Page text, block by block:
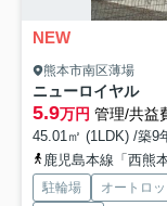
NEW
熊本市南区薄場
ニューロイヤル
5.9万円 管理/共益
45.01㎡ (1LDK) /築9
鹿児島本線「西熊
駐輪場 オートロッ